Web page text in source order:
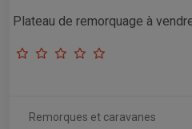
Plateau de remorquage à
Remorques et caravanes